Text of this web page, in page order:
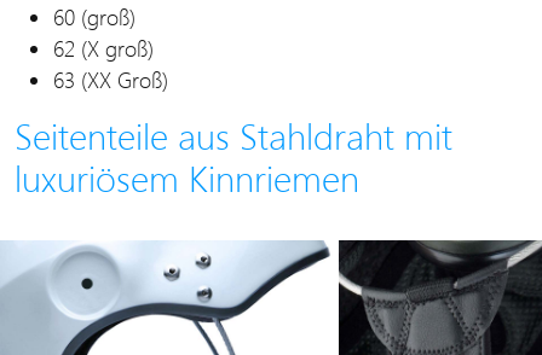
60 (groß)
62 (X groß)
63 (XX Groß)
Seitenteile aus Stahldraht mit
luxuriösem Kinnriemen